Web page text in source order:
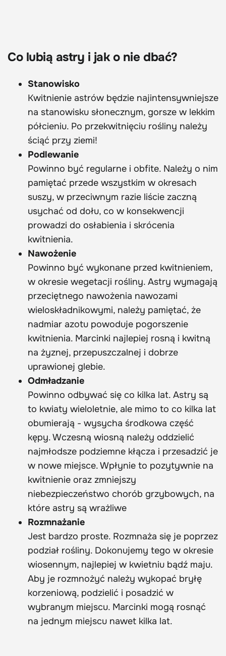
Co lubią astry i jak o nie dbać?
Stanowisko
Kwitnienie astrów będzie najintensywniejsze
na stanowisku słonecznym, gorsze w lekkim
półcieniu. Po przekwitnięciu rośliny należy
ściąć przy ziemi!
Podlewanie
Powinno być regularne i obfite. Należy o nim
pamiętać przede wszystkim w okresach
suszy, w przeciwnym razie liście zaczną
usychać od dołu, co w konsekwencji
prowadzi do osłabienia i skrócenia
kwitnienia.
Nawożenie
Powinno być wykonane przed kwitnieniem,
w okresie wegetacji rośliny. Astry wymagają
przeciętnego nawożenia nawozami
wieloskładnikowymi, należy pamiętać, że
nadmiar azotu powoduje pogorszenie
kwitnienia. Marcinki najlepiej rosną i kwitną
na żyznej, przepuszczalnej i dobrze
uprawionej glebie.
Odmładzanie
Powinno odbywać się co kilka lat. Astry są
to kwiaty wieloletnie, ale mimo to co kilka lat
obumierają - wysycha środkowa część
kępy. Wczesną wiosną należy oddzielić
najmłodsze podziemne kłącza i przesadzić je
w nowe miejsce. Wpłynie to pozytywnie na
kwitnienie oraz zmniejszy
niebezpieczeństwo chorób grzybowych, na
które astry są wrażliwe
Rozmnażanie
Jest bardzo proste. Rozmnaża się je poprzez
podział rośliny. Dokonujemy tego w okresie
wiosennym, najlepiej w kwietniu bądź maju.
Aby je rozmnożyć należy wykopać bryłę
korzeniową, podzielić i posadzić w
wybranym miejscu. Marcinki mogą rosnąć
na jednym miejscu nawet kilka lat.